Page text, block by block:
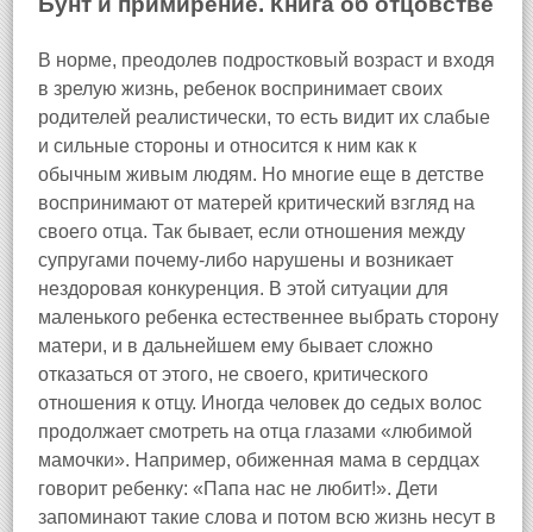
В норме, преодолев подростковый возраст и входя
в зрелую жизнь, ребенок воспринимает своих
родителей реалистически, то есть видит их слабые
и сильные стороны и относится к ним как к
обычным живым людям. Но многие еще в детстве
воспринимают от матерей критический взгляд на
своего отца. Так бывает, если отношения между
супругами почему-либо нарушены и возникает
нездоровая конкуренция. В этой ситуации для
маленького ребенка естественнее выбрать сторону
матери, и в дальнейшем ему бывает сложно
отказаться от этого, не своего, критического
отношения к отцу. Иногда человек до седых волос
продолжает смотреть на отца глазами «любимой
мамочки». Например, обиженная мама в сердцах
говорит ребенку: «Папа нас не любит!». Дети
запоминают такие слова и потом всю жизнь несут в